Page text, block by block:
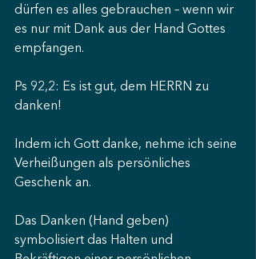
dürfen es alles gebrauchen – wenn wir
es nur mit Dank aus der Hand Gottes
empfangen.
Ps 92,2: Es ist gut, dem HERRN zu
danken!
Indem ich Gott danke, nehme ich seine
Verheißungen als persönliches
Geschenk an.
Das Danken (Hand geben)
symbolisiert das Halten und